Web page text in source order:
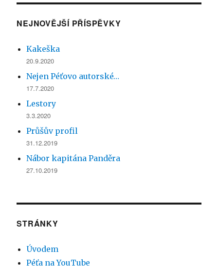
NEJNOVĚJŠÍ PŘÍSPĚVKY
Kakeška
20.9.2020
Nejen Péťovo autorské…
17.7.2020
Lestory
3.3.2020
Průšův profil
31.12.2019
Nábor kapitána Panděra
27.10.2019
STRÁNKY
Úvodem
Péťa na YouTube